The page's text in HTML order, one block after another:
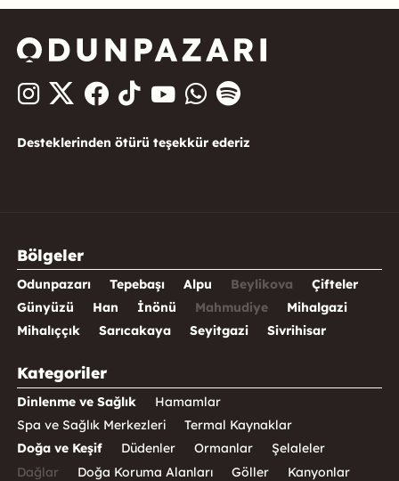
Desteklerinden ötürü teşekkür ederiz
Bölgeler
Odunpazarı Tepebaşı Alpu Beylikova
Çifteler
Günyüzü
Han İnönü Mahmudiye
Mihalgazi
Mihalıççık
Sarıcakaya Seyitgazi Sivrihisar
Kategoriler
Dinlenme ve Sağlık
Hamamlar
Spa ve Sağlık Merkezleri
Termal Kaynaklar
Doğa ve Keşif
Düdenler Ormanlar
Şelaleler
Dağlar
Doğa Koruma Alanları Göller
Kanyonlar